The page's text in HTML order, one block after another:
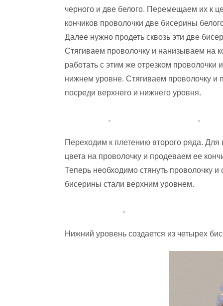
черного и две белого. Перемещаем их к
кончиков проволочки две бисерины
Далее нужно продеть сквозь эти две
Стягиваем проволочку и нанизываем на
работать с этим же отрезком проволочки
нижнем уровне. Стягиваем проволочку и
посреди верхнего и нижнего уровня.
Переходим к плетению второго ряда.
цвета на проволочку и продеваем ее
Теперь необходимо стянуть проволочку
бисерины стали верхним уровнем.
Нижний уровень создается из четырех